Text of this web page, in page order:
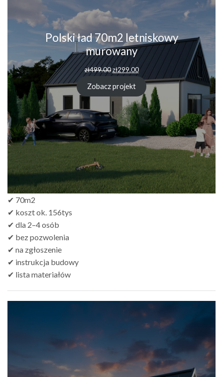
Polski ład 70m2 letniskowy
murowany
zł499.00Pierwotna
cena
wynosiła:
zł499.00.
zł299.00Aktualna
cena
wynosi:
zł299.00.
Zobacz projekt
✔ 70m2
✔ koszt ok. 156tys
✔ dla 2–4 osób
✔ bez pozwolenia
✔ na zgłoszenie
✔ instrukcja budowy
✔ lista materiałów